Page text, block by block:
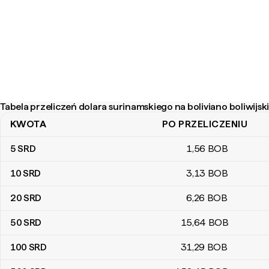
Tabela przeliczeń dolara surinamskiego na boliviano
Tabela przeliczeń dolara surinamskiego na boliviano boliwijskiego
KWOTA PO PRZELICZENIU
5SRD 1,56 BOB
10SRD 3,13 BOB
20SRD 6,26 BOB
50SRD 15,64 BOB
100 SRD 31,29 BOB